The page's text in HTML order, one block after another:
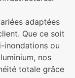
adaptées
Que ce soit
inondations ou
nos
totale grâce